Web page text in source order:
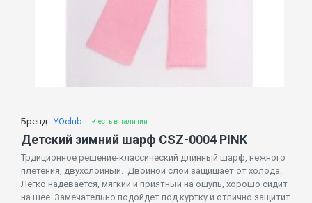
Бренд:: YOclub ✔ есть в наличии
Детский зимний шарф CSZ-0004 PINK
Трдиционное решение-классический длинный шарф, нежного
плетения, двухслойный. Двойной слой защищает от холода.
Легко надевается, мягкий и приятный на ощупь, хорошо сидит
на шее. Замечательно подойдет под куртку и отлично защитит